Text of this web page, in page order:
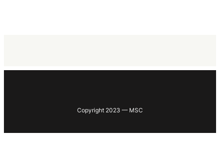
Copyright 2023 — MSC